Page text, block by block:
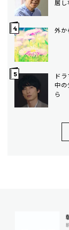
居し
外
ド
中の
ら